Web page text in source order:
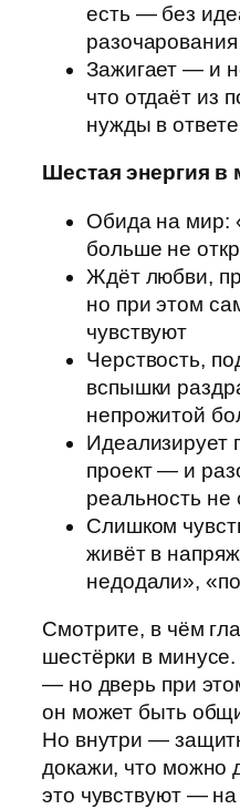
есть — без
разочарования
Зажигает — и
что отдаёт из
нужды в ответе
Шестая энергия в
Обида на мир:
больше не
Ждёт любви,
но при этом
чувствуют
Черствость,
вспышки
непрожитой
Идеализирует
проект — и
реальность не
Слишком
живёт в
недодали»,
Смотрите, в чём
шестёрки в
— но дверь при
он может быть
Но внутри —
докажи, что можно
это чувствуют — на